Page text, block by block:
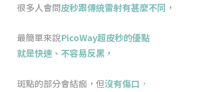
很多人會問皮秒跟傳統雷射有甚麼不同 ，
最簡單來說PicoWay超皮秒的優點
就是快速、不容易反黑，
斑點的部分會結痂，但沒有傷口 ，